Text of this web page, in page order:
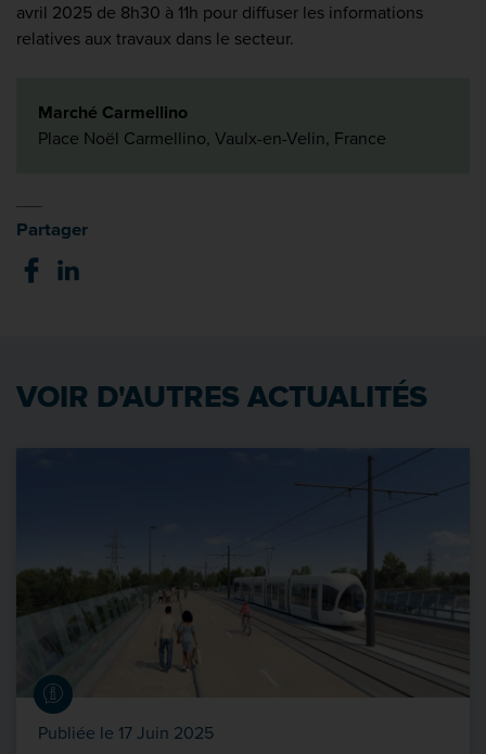
avril 2025 de 8h30 à 11h pour diffuser les informations
relatives aux travaux dans le secteur.
Marché Carmellino
Place Noël Carmellino, Vaulx-en-Velin, France
Partager
VOIR D'AUTRES ACTUALITÉS
Publiée le 17 Juin 2025